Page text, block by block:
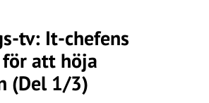
tv: It-chefens
att höja
(Del 1/3)